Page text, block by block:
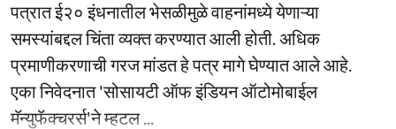
पत्रात ई२० इंधनातील भेसळीमुळे वाहनांमध्ये येणाऱ्या
समस्यांबद्दल चिंता व्यक्त करण्यात आली होती. अधिक
प्रमाणीकरणाची गरज मांडत हे पत्र मागे घेण्यात आले आहे.
एका निवेदनात 'सोसायटी ऑफ इंडियन ऑटोमोबाईल
मॅन्युफॅक्चरर्स'ने म्हटल ...